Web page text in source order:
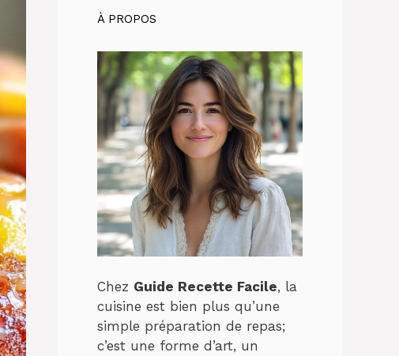
À PROPOS
Chez Guide Recette Facile, la
cuisine est bien plus qu’une
simple préparation de repas;
c’est une forme d’art, un